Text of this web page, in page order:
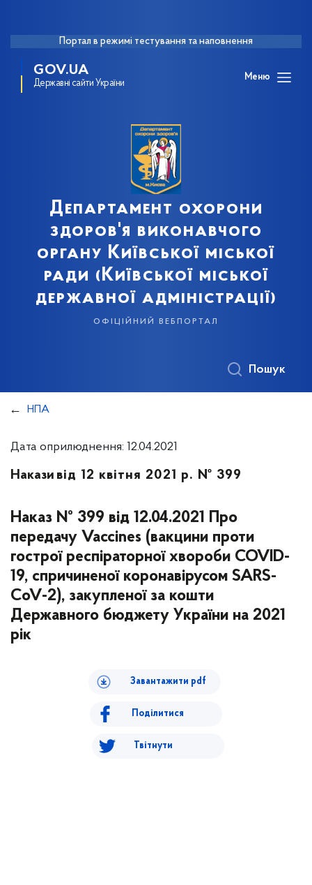
Портал в режимі тестування та наповнення
GOV.UA
Державні сайти України
Меню
Департамент охорони
здоров'я виконавчого
органу Київської міської
ради (Київської міської
державної адміністрації)
офіційний вебпортал
Пошук
НПА
Дата оприлюднення: 12.04.2021
Накази від 12 квітня 2021 р. № 399
Наказ № 399 від 12.04.2021 Про
передачу Vaccines (вакцини проти
гострої респіраторної хвороби COVID-
19, спричиненої коронавірусом SARS-
CoV-2), закупленої за кошти
Державного бюджету України на 2021
рік
Завантажити pdf
Поділитися
Твітнути